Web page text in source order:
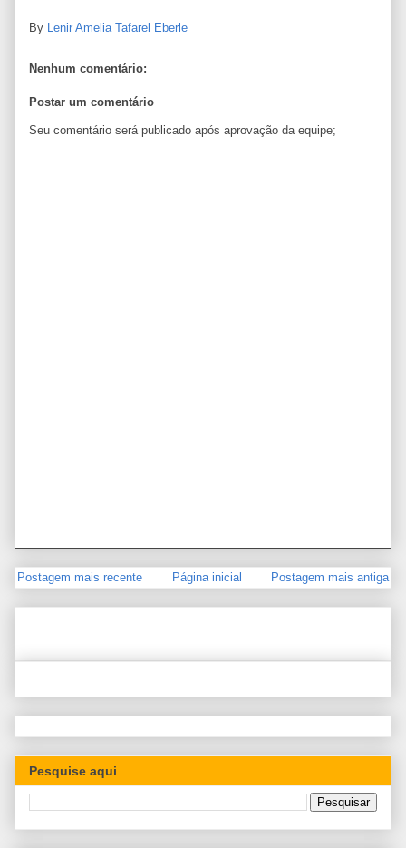
By Lenir Amelia Tafarel Eberle
Nenhum comentário:
Postar um comentário
Seu comentário será publicado após aprovação da equipe;
Postagem mais recente Postagem mais antiga
Página inicial
Pesquise aqui